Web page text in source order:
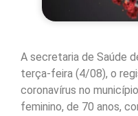
A secretaria de Saúde
terça-feira (4/08), o
coronavírus no
feminino, de 70 anos,